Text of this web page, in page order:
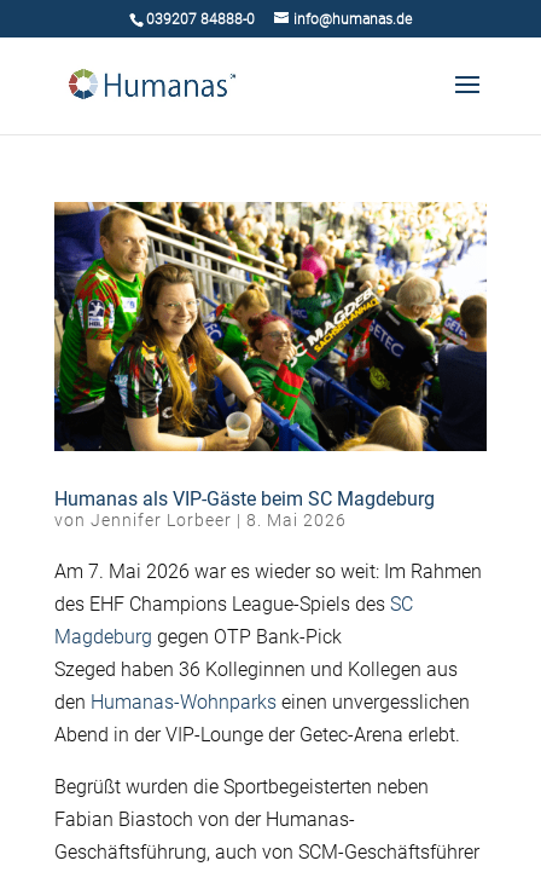
039207 84888-0 info@humanas.de
Humanas als VIP-Gäste beim SC Magdeburg
von Jennifer Lorbeer | 8. Mai 2026
Am 7. Mai 2026 war es wieder so weit: Im Rahmen
des EHF Champions League-Spiels des SC
Magdeburg gegen OTP Bank-Pick
Szeged haben 36 Kolleginnen und Kollegen aus
den Humanas-Wohnparkseinen unvergesslichen
Abend in der VIP-Lounge der Getec-Arena erlebt.
Begrüßt wurden die Sportbegeisterten neben
Fabian Biastoch von der Humanas-
Geschäftsführung, auch von SCM-Geschäftsführer